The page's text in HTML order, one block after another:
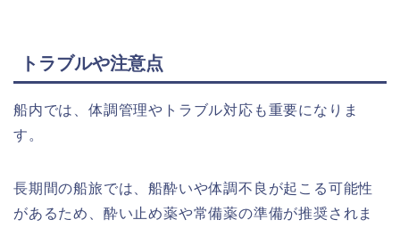
トラブルや注意点
船内では、体調管理やトラブル対応も重要になりま
す。
長期間の船旅では、船酔いや体調不良が起こる可能性
があるため、酔い止め薬や常備薬の準備が推奨されま